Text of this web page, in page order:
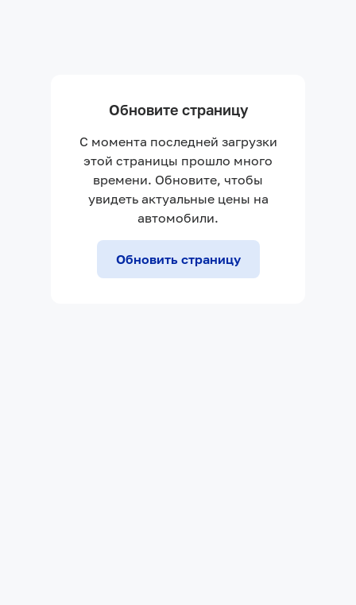
Обновите страницу
С момента последней загрузки
этой страницы прошло много
времени. Обновите, чтобы
увидеть актуальные цены на
автомобили.
Обновить страницу